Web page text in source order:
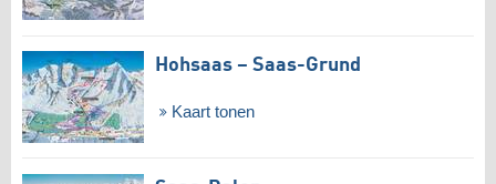
Hohsaas – Saas-Grund
Kaart tonen